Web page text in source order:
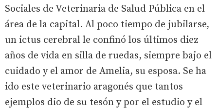
Sociales de Veterinaria de Salud Pública en el
área de la capital. Al poco tiempo de jubilarse,
un ictus cerebral le confinó los últimos diez
años de vida en silla de ruedas, siempre bajo el
cuidado y el amor de Amelia, su esposa. Se ha
ido este veterinario aragonés que tantos
ejemplos dio de su tesón y por el estudio y el